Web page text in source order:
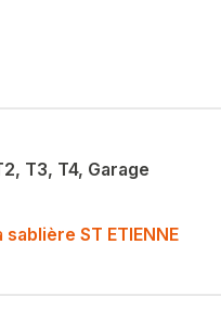
T3, T4, Garage
sablière ST ETIENNE